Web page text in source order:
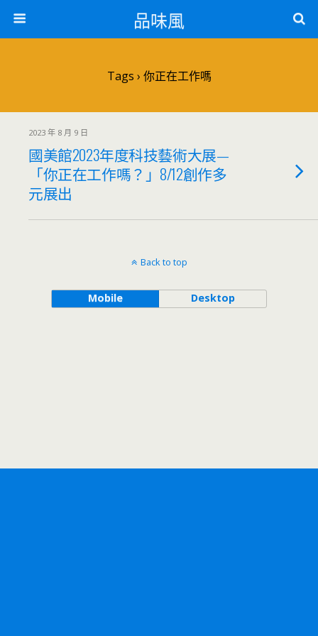
品味風
Tags › 你正在工作嗎
2023 年 8 月 9 日
國美館2023年度科技藝術大展—
「你正在工作嗎？」8/12創作多
元展出
Back to top
Mobile Desktop